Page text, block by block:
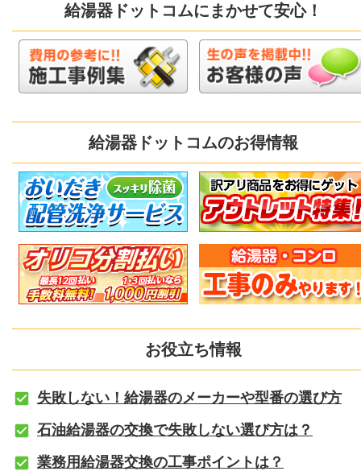
給湯器ドットコムにまかせて安心！
給湯器ドットコムのお得情報
お役立ち情報
失敗しない！給湯器のメーカーや型番の選び方
石油給湯器の交換で失敗しない選び方は？
業務用給湯器交換の工事ポイントは？